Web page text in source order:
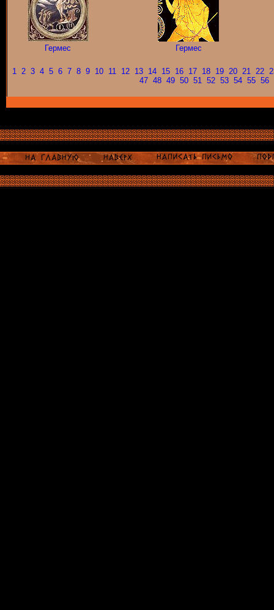
Гермес Гермес
1 2 3 4 5 6 7 8 9 10 11 12 13 14 15 16 17 18 19 20 21 22
47 48 49 50 51 52 53 54 55 56